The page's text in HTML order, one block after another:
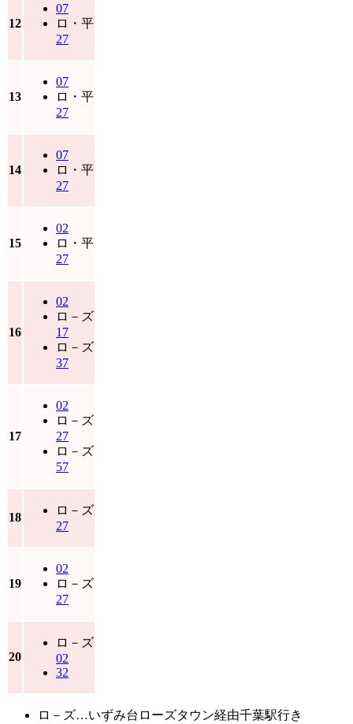
12
07
ロ・平
27
13
07
ロ・平
27
14
07
ロ・平
27
15
02
ロ・平
27
16
02
ロ－ズ
17
ロ－ズ
37
17
02
ロ－ズ
27
ロ－ズ
57
18
ロ－ズ
27
19
02
ロ－ズ
27
20
ロ－ズ
02
32
ロ－ズ…いずみ台ローズタウン経由千葉駅行き